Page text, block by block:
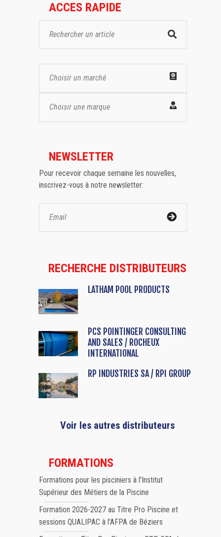
ACCES RAPIDE
Choisir un marché
Choisir une marque
NEWSLETTER
Pour recevoir chaque semaine les nouvelles,
inscrivez-vous à notre newsletter:
RECHERCHE DISTRIBUTEURS
LATHAM POOL PRODUCTS
PCS POINTINGER CONSULTING
AND SALES / ROCHEUX
INTERNATIONAL
RP INDUSTRIES SA / RPI GROUP
Voir les autres distributeurs
FORMATIONS
Formations pour les pisciniers à l'Institut
Supérieur des Métiers de la Piscine
Formation 2026-2027 au Titre Pro Piscine et
sessions QUALIPAC à l'AFPA de Béziers